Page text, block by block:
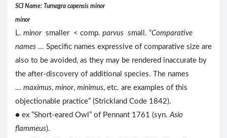
SCI Name: Turnagra capensis minor
minor
L. minorsmaller < comp. parvus small. “Comparative
names ... Specific names expressive of comparative size are
also to be avoided, as they may be rendered inaccurate by
the after-discovery of additional species. The names
... maximus, minor, minimus, etc. are examples of this
objectionable practice” (Strickland Code 1842).
● ex “Short-eared Owl” of Pennant 1761 (syn.Asio
flammeus).